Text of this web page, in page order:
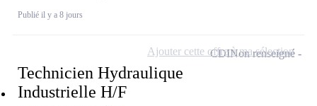
Publié il y a 8 jours
Technicien Hydraulique
Industrielle H/F
CDINon renseigné
Ajouter cette offre à ma sélection